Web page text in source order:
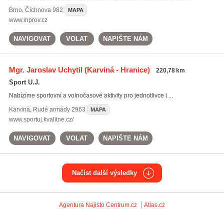
Brno, Čichnova 982 MAPA
www.inprov.cz
NAVIGOVAT VOLAT NAPIŠTE NÁM
Mgr. Jaroslav Uchytil(Karviná - Hranice) 220,78 km
Sport U.J.
Nabízíme sportovní a volnočasové aktivity pro jednotlivce i ...
Karviná, Rudé armády 2963 MAPA
www.sportuj.kvalitne.cz/
NAVIGOVAT VOLAT NAPIŠTE NÁM
Načíst další výsledky
Agentura Najisto Centrum.cz Atlas.cz